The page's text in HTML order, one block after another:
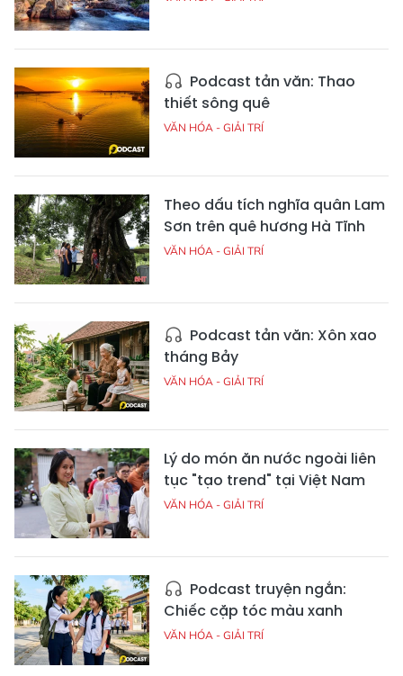
Podcast tản văn: Thao
thiết sông quê
VĂN HÓA - GIẢI TRÍ
Theo dấu tích nghĩa quân Lam
Sơn trên quê hương Hà Tĩnh
VĂN HÓA - GIẢI TRÍ
Podcast tản văn: Xôn xao
tháng Bảy
VĂN HÓA - GIẢI TRÍ
Lý do món ăn nước ngoài liên
tục "tạo trend" tại Việt Nam
VĂN HÓA - GIẢI TRÍ
Podcast truyện ngắn:
Chiếc cặp tóc màu xanh
VĂN HÓA - GIẢI TRÍ